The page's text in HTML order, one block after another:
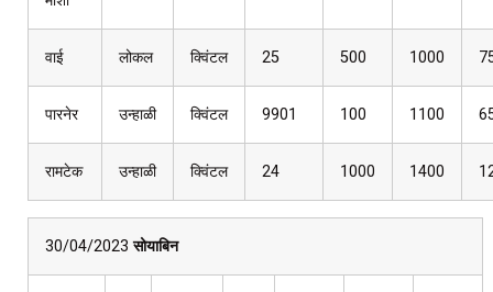
वाई लोकल क्विंटल 25 500 1000
पारनेर उन्हाळी क्विंटल 9901 100 1100
रामटेक उन्हाळी क्विंटल 24 1000 1400
30/04/2023सोयाबिन